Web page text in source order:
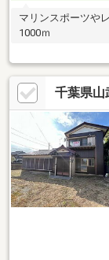
マリンスポーツや
1000ｍ
千葉県山